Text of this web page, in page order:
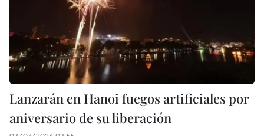
Lanzarán en Hanoi fuegos artificiales por
aniversario de su liberación